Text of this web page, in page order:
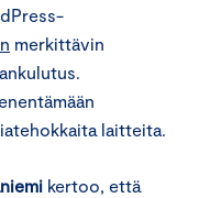
merkittävin
laitteita.
kertoo, että